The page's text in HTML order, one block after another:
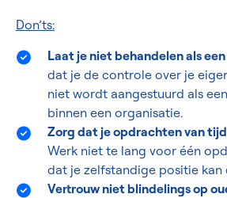
Don’ts:
Laat je niet behandelen als
dat je de controle over je
niet wordt aangestuurd als
binnen een organisatie.
Zorg dat je opdrachten van
Werk niet te lang voor één
dat je zelfstandige positie kan
Vertrouw niet blindelings op